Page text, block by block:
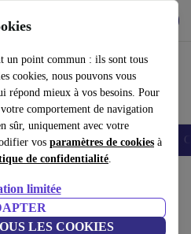
un point commun : ils sont tous
cookies, nous pouvons vous
répond mieux à vos besoins. Pour
comportement de navigation
sûr, uniquement avec votre
vos paramètres de cookies à
de confidentialité.
limitée
LES COOKIES
Montres connectées Accessoires
manette de jeu